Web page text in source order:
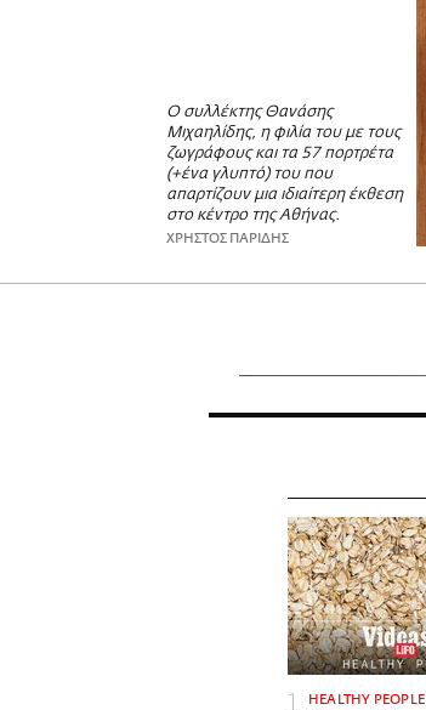
O συλλέκτης Θανάσης
Μιχαηλίδης, η φιλία του με τους
ζωγράφους και τα 57 πορτρέτα
(+ένα γλυπτό) του που
απαρτίζουν μια ιδιαίτερη έκθεση
στο κέντρο της Αθήνας.
ΧΡΗΣΤΟΣ ΠΑΡΙΔΗΣ
HEALTHY PEOPLE